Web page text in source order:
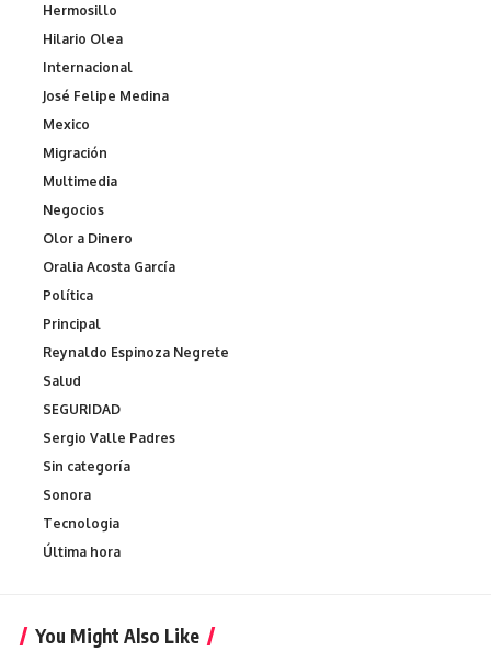
Hermosillo
Hilario Olea
Internacional
José Felipe Medina
Mexico
Migración
Multimedia
Negocios
Olor a Dinero
Oralia Acosta García
Política
Principal
Reynaldo Espinoza Negrete
Salud
SEGURIDAD
Sergio Valle Padres
Sin categoría
Sonora
Tecnologia
Última hora
You Might Also Like